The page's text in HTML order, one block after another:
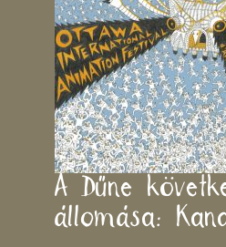
A Dűne
állomása: